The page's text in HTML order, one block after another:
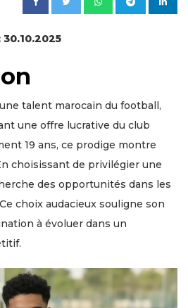
talent marocain du football,
une offre lucrative du club
19 ans, ce prodige montre
choisissant de privilégier une
des opportunités dans les
choix audacieux souligne son
à évoluer dans un